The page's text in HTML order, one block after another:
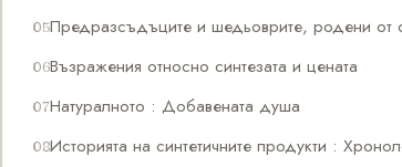
Предразсъдъците и шедьоврите, родени от
Възражения относно синтезата и цената
Натуралното : Добавената душа
Историята на синтетичните продукти :